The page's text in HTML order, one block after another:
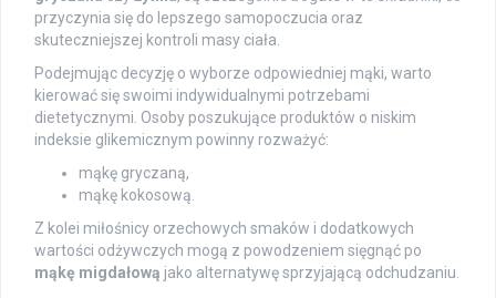
przyczynia się do lepszego samopoczucia oraz
skuteczniejszej kontroli masy ciała.
Podejmując decyzję o wyborze odpowiedniej mąki, warto
kierować się swoimi indywidualnymi potrzebami
dietetycznymi. Osoby poszukujące produktów o niskim
indeksie glikemicznym powinny rozważyć:
mąkę gryczaną,
mąkę kokosową.
Z kolei miłośnicy orzechowych smaków i dodatkowych
wartości odżywczych mogą z powodzeniem sięgnąć po
mąkę migdałową jako alternatywę sprzyjającą odchudzaniu.